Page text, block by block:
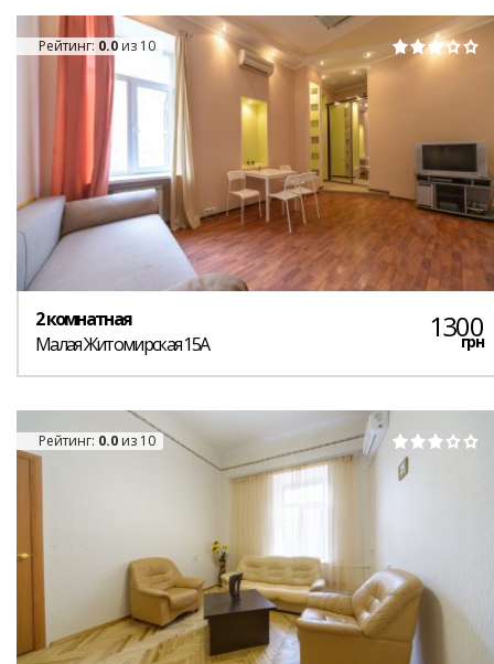
Рейтинг: 0.0 из 10
2 комнатная
Малая Житомирская 15А
1300
грн
Рейтинг: 0.0 из 10